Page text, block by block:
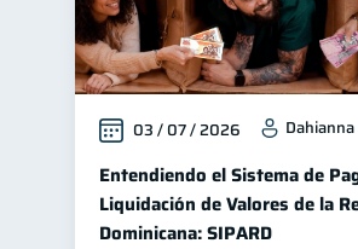
03 / 07 / 2026
Entendiendo el Sistema de
Liquidación de Valores de la
Dominicana: SIPARD